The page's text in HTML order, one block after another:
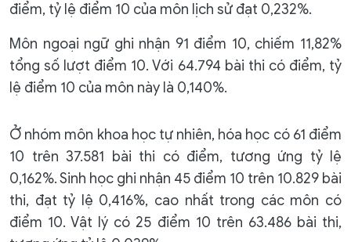
điểm, tỷ lệ điểm 10 của môn lịch sử đạt 0,232%.
Môn ngoại ngữ ghi nhận 91 điểm 10, chiếm 11,82%
tổng số lượt điểm 10. Với 64.794 bài thi có điểm, tỷ
lệ điểm 10 của môn này là 0,140%.
Ở nhóm môn khoa học tự nhiên, hóa học có 61 điểm
10 trên 37.581 bài thi có điểm, tương ứng tỷ lệ
0,162%. Sinh học ghi nhận 45 điểm 10 trên 10.829 bài
thi, đạt tỷ lệ 0,416%, cao nhất trong các môn có
điểm 10. Vật lý có 25 điểm 10 trên 63.486 bài thi,